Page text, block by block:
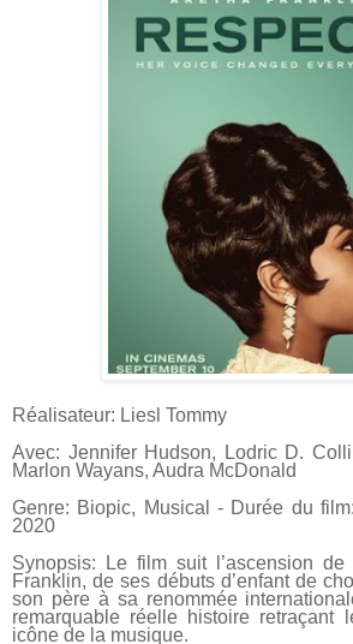
Réalisateur: Liesl Tommy
Avec: Jennifer Hudson, Lodric D.
Marlon Wayans, Audra McDonald
Genre: Biopic, Musical - Durée du
2020
Synopsis: Le film suit l’ascension de
Franklin, de ses débuts d’enfant de
son père à sa renommée
remarquable réelle histoire retraçant
icône de la musique.